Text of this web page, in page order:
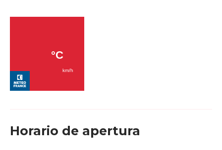
Horario de apertura